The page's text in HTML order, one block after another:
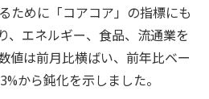
ために「コアコア」の指標にも
、エネルギー、食品、流通業を
値は前月比横ばい、前年比ベー
から鈍化を示しました。